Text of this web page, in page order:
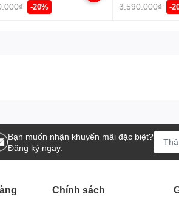
khi sử dụng. Tạo cảm giác thoải mái cho
-20% 3.590.000₫ -
Bạn muốn nhận khuyến mãi đặc biệt?
Đăng ký ngay.
Chính sách